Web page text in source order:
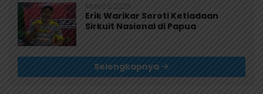
Maret 5, 2026
Erik Warikar Soroti Ketiadaan
Sirkuit Nasional di Papua
Selengkapnya